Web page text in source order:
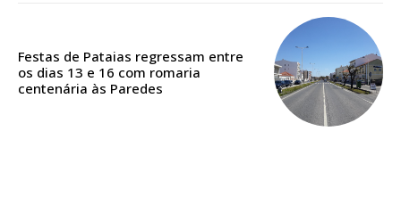
ASSINATURA
DIGITAL ANUAL
Festas de Pataias regressam entre
os dias 13 e 16 com romaria
centenária às Paredes